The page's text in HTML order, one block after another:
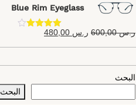
Blue Rim Eyeglass
تم التقييم
ر.س600,00 ر.س
البحث
البحث